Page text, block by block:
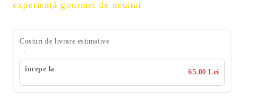
experiență gourmet de neuitat
Costuri de livrare estimative
începe la 65.00 Lei